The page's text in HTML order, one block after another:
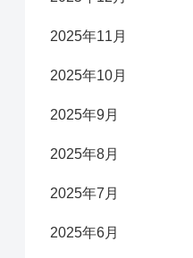
2025年11月
2025年10月
2025年9月
2025年8月
2025年7月
2025年6月